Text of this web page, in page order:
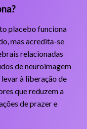
placebo funciona
mas acredita-se
relacionadas
de neuroimagem
à liberação de
que reduzem a
de prazer e